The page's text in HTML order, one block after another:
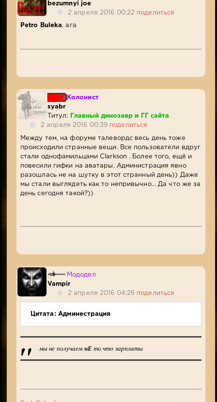
bezumnyi joe
2 апреля 2016 00:22 поделиться
Petro Buleka, ага
Колонист
syabr
Титул:
Главный динозавр и ГГ сайта
2 апреля 2016 00:39 поделиться
Между тем, на форуме талевордс весь день тоже
происходили странные вещи. Все пользователи вдруг
стали однофамильцами Clarkson . Более того, ещё и
повесили гифки на аватары. Администрация явно
разошлась не на шутку в этот странный день)) Даже
мы стали выглядеть как то непривычно... Да что же за
день сегодня такой?))
Мододел
Vampir
2 апреля 2016 04:26 поделиться
Цитата: Админестрация
мы не получаем нЕ то что зарплаты